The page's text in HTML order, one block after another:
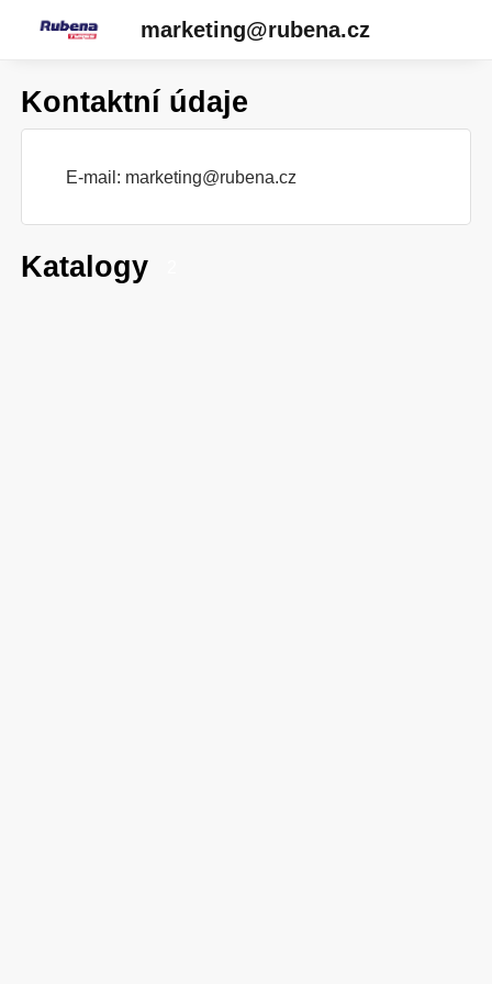
marketing@rubena.cz
Kontaktní údaje
E-mail: marketing@rubena.cz
Katalogy